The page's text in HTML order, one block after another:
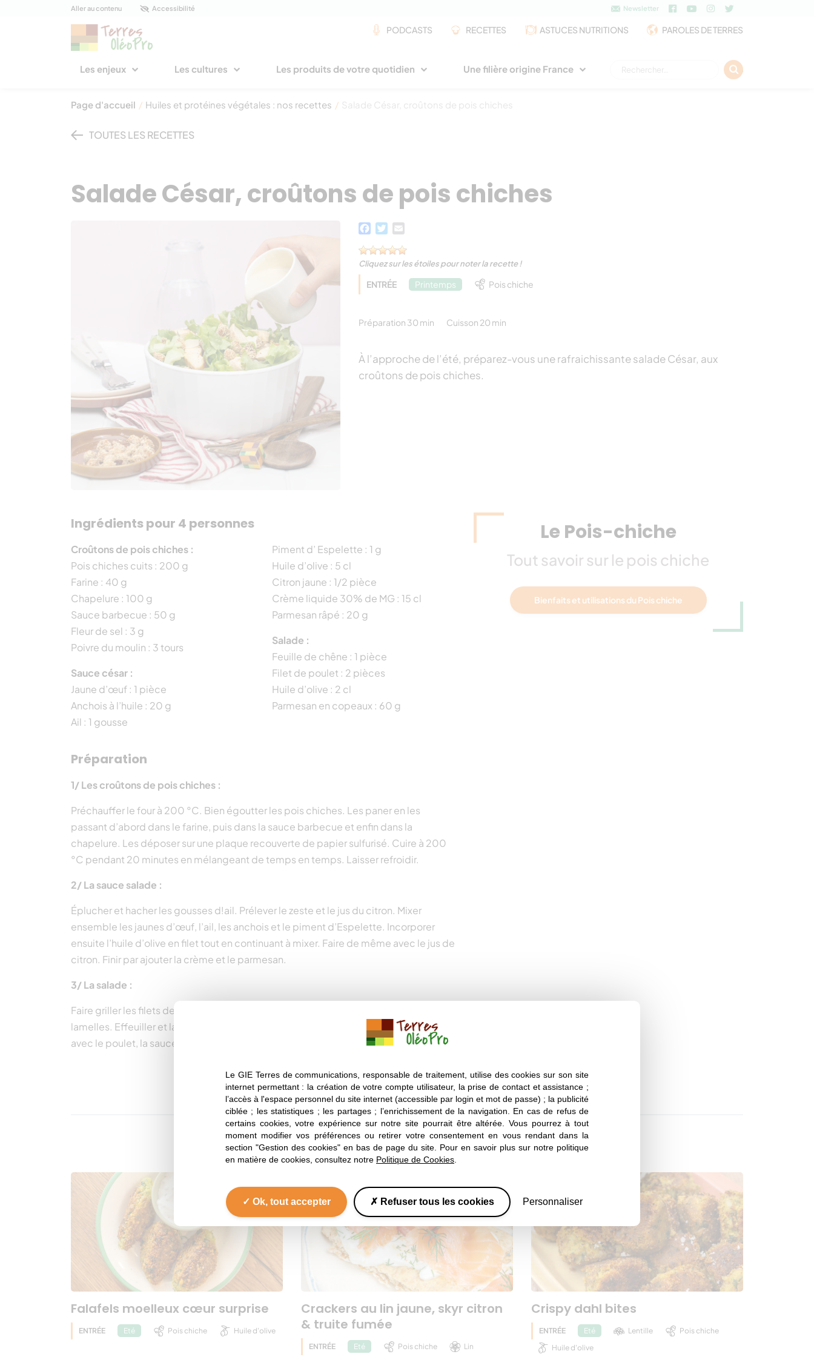
Panneau de gestion des cookies
Le GIE Terres de communications, responsable de traitement, utilise des cookies sur son site
internet permettant : la création de votre compte utilisateur, la prise de contact et assistance ;
l’accès à l'espace personnel du site internet (accessible par login et mot de passe) ; la publicité
ciblée ; les statistiques ; les partages ; l’enrichissement de la navigation. En cas de refus de
certains cookies, votre expérience sur notre site pourrait être altérée. Vous pourrez à tout
moment modifier vos préférences ou retirer votre consentement en vous rendant dans la
section "Gestion des cookies" en bas de page du site. Pour en savoir plus sur notre politique
en matière de cookies, consultez notre Politique de Cookies
Ok, tout accepter Refuser tous les cookies Personnaliser
Aller au contenu Accessibilité Newsletter
PODCASTS RECETTES ASTUCES NUTRITIONS PAROLES DE TERRES
Les enjeux Les cultures Les produits de votre quotidien Une filière origine France
Page d'accueil / Huiles et protéines végétales : nos recettes / Salade César, croûtons de pois chiches
TOUTES LES RECETTES
Salade César, croûtons de pois chiches
Facebook
Twitter
Cliquez sur les étoiles pour noter la recette !
ENTRÉE Printemps Pois chiche
Préparation 30 min Cuisson 20 min
À l’approche de l’été, préparez-vous une rafraichissante salade César, aux
croûtons de pois chiches.
Ingrédients pour 4 personnes
Croûtons de pois chiches :
Pois chiches cuits : 200 g
Farine : 40 g
Chapelure : 100 g
Sauce barbecue : 50 g
Fleur de sel : 3 g
Poivre du moulin : 3 tours
Sauce césar :
Jaune d’œuf : 1 pièce
Anchois à l’huile : 20 g
Ail : 1 gousse
Piment d’ Espelette : 1 g
Huile d’olive : 5 cl
Citron jaune : 1/2 pièce
Crème liquide 30% de MG : 15 cl
Parmesan râpé : 20 g
Salade :
Feuille de chêne : 1 pièce
Filet de poulet : 2 pièces
Huile d’olive : 2 cl
Parmesan en copeaux : 60 g
Préparation
1/ Les croûtons de pois chiches :
Préchauffer le four à 200 °C. Bien égoutter les pois chiches. Les paner en les
passant d’abord dans le farine, puis dans la sauce barbecue et enfin dans la
chapelure. Les déposer sur une plaque recouverte de papier sulfurisé. Cuire à 200
°C pendant 20 minutes en mélangeant de temps en temps. Laisser refroidir.
2/ La sauce salade :
Éplucher et hacher les gousses d!ail. Prélever le zeste et le jus du citron. Mixer
ensemble les jaunes d’œuf, l’ail, les anchois et le piment d’Espelette. Incorporer
ensuite l’huile d’olive en filet tout en continuant à mixer. Faire de même avec le jus de
citron. Finir par ajouter la crème et le parmesan.
3/ La salade :
Faire griller les filets de poulet à le poêle avec un peu d’huile d’olive. Les tailler en
lamelles. Effeuiller et laver la feuille de chêne. Dans un saladier, mélanger la salade
avec le poulet, la sauce, le parmesan et les croûtons. Servir.
Le Pois-chiche
Tout savoir sur le pois chiche
Bienfaits et utilisations du Pois chiche
Vous aimerez aussi
Nos autres recettes
Falafels moelleux cœur surprise
ENTRÉE Eté Pois chiche Huile d'olive
Crackers au lin jaune, skyr citron
& truite fumée
ENTRÉE Eté Pois chiche Lin
Crispy dahl bites
ENTRÉE Eté Lentille
Pois chiche
Huile d'olive